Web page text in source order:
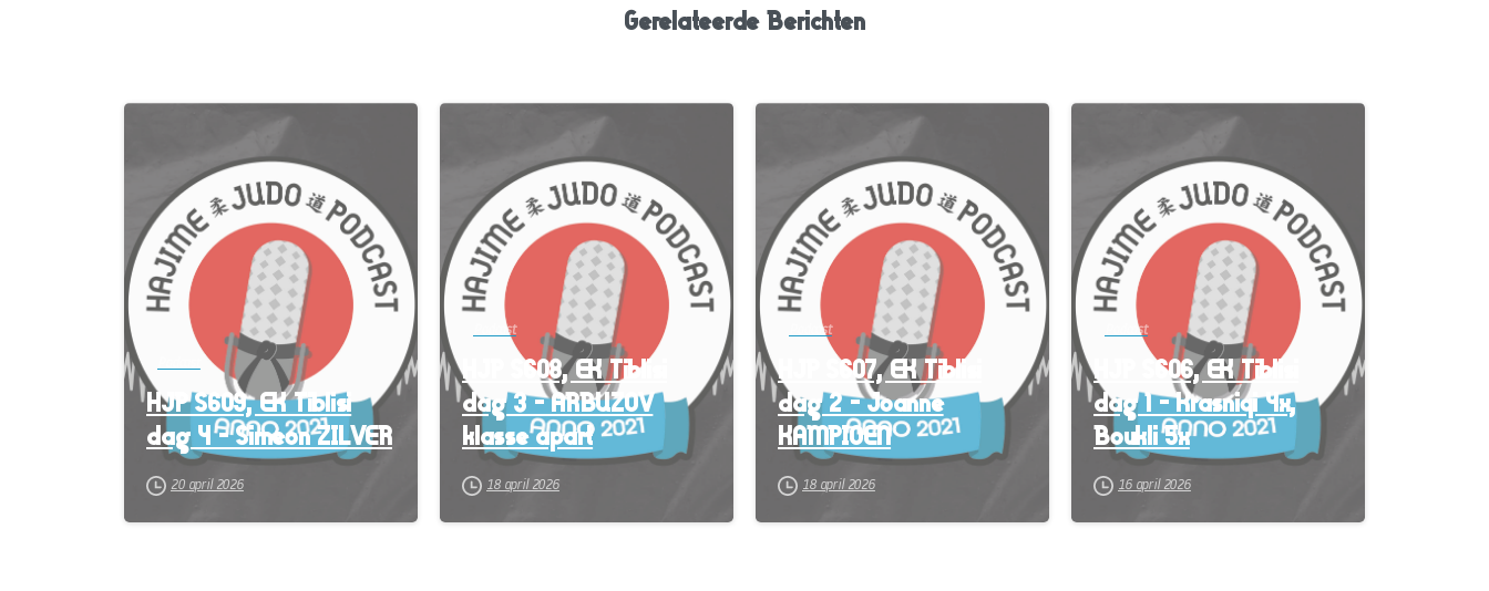
Gerelateerde Berichten
HJP S609, EK Tiblisi
dag 4 – Simeon ZILVER
20 april 2026
Podcast
HJP S608, EK Tiblisi
dag 3 – ARBUZOV
klasse apart
18 april 2026
Podcast
HJP S607, EK Tiblisi
dag 2 – Joanne
KAMPIOEN
18 april 2026
Podcast
HJP S606, EK Tiblisi
dag 1 – Krasniqi 4x,
Boukli 5x
16 april 2026